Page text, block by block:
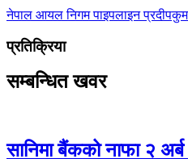
नेपाल आयल निगमपाइपलाइन
प्रतिक्रिया
सम्बन्धित खवर
सानिमा बैंकको नाफा २